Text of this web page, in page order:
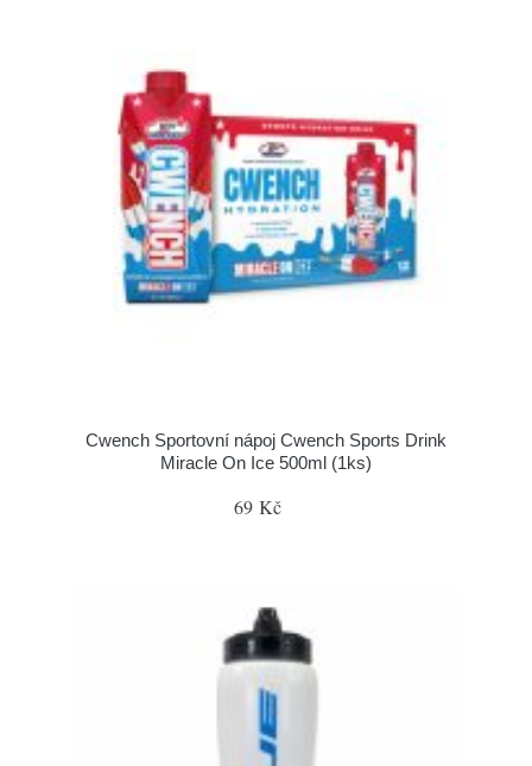
Cwench Sportovní nápoj Cwench Sports Drink
Miracle On Ice 500ml (1ks)
69 Kč